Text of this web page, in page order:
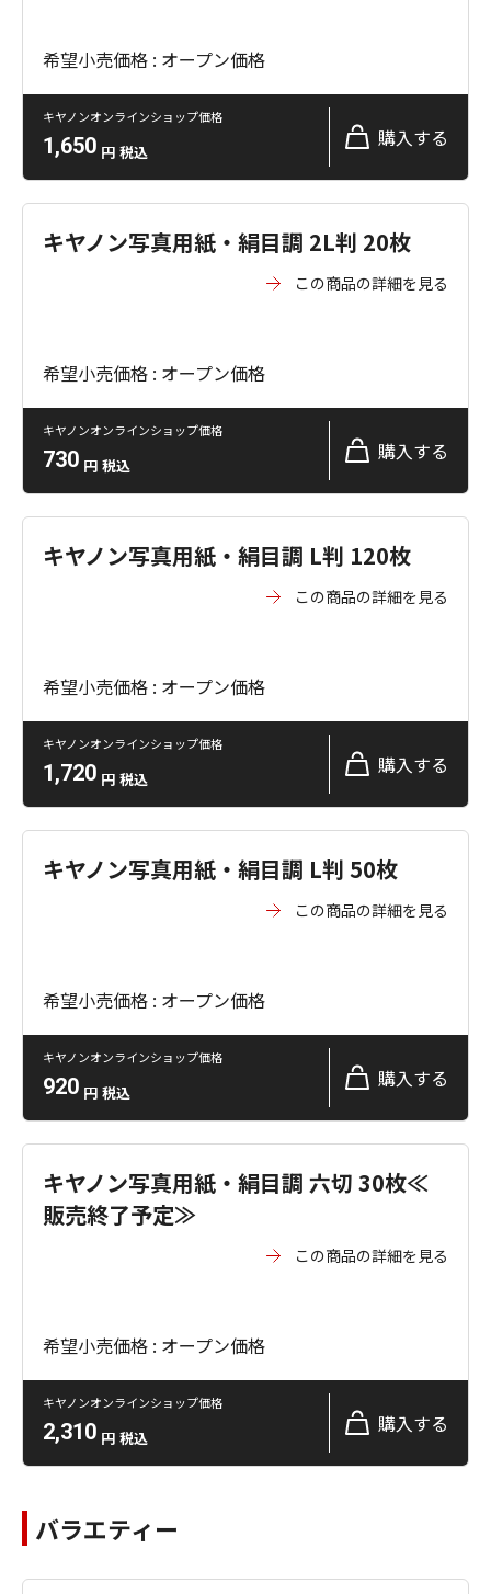
希望小売価格 : オープン価格
キヤノンオンラインショップ価格
1,650 円 税込
購入する
キヤノン写真用紙・絹目調 2L判 20枚
この商品の詳細を見る
希望小売価格 : オープン価格
キヤノンオンラインショップ価格
730 円 税込
購入する
キヤノン写真用紙・絹目調 L判 120枚
この商品の詳細を見る
希望小売価格 : オープン価格
キヤノンオンラインショップ価格
1,720 円 税込
購入する
キヤノン写真用紙・絹目調 L判 50枚
この商品の詳細を見る
希望小売価格 : オープン価格
キヤノンオンラインショップ価格
920 円 税込
購入する
キヤノン写真用紙・絹目調 六切 30枚≪
販売終了予定≫
この商品の詳細を見る
希望小売価格 : オープン価格
キヤノンオンラインショップ価格
2,310 円 税込
購入する
バラエティー